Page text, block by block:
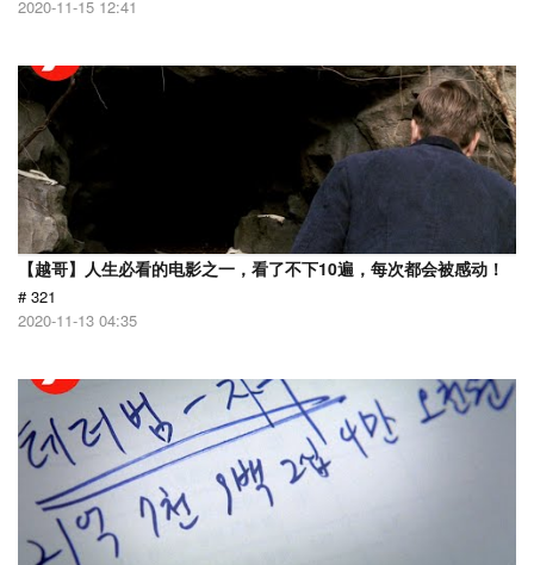
2020-11-15 12:41
【越哥】人生必看的电影之一，看了不下10遍，每次都会被感动！
# 321
2020-11-13 04:35